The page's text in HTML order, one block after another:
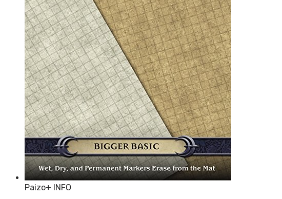
Paizo+ INFO